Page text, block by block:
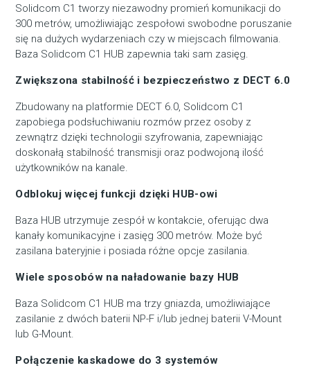
Solidcom C1 tworzy niezawodny promień komunikacji do
300 metrów, umożliwiając zespołowi swobodne poruszanie
się na dużych wydarzeniach czy w miejscach filmowania.
Baza Solidcom C1 HUB zapewnia taki sam zasięg.
Zwiększona stabilność i bezpieczeństwo z DECT 6.0
Zbudowany na platformie DECT 6.0, Solidcom C1
zapobiega podsłuchiwaniu rozmów przez osoby z
zewnątrz dzięki technologii szyfrowania, zapewniając
doskonałą stabilność transmisji oraz podwojoną ilość
użytkowników na kanale.
Odblokuj więcej funkcji dzięki HUB-owi
Baza HUB utrzymuje zespół w kontakcie, oferując dwa
kanały komunikacyjne i zasięg 300 metrów. Może być
zasilana bateryjnie i posiada różne opcje zasilania.
Wiele sposobów na naładowanie bazy HUB
Baza Solidcom C1 HUB ma trzy gniazda, umożliwiające
zasilanie z dwóch baterii NP-F i/lub jednej baterii V-Mount
lub G-Mount.
Połączenie kaskadowe do 3 systemów